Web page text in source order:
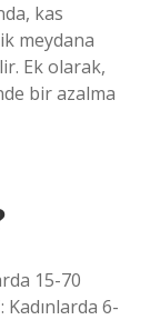
kas
meydana
Ek olarak,
bir azalma
15-70
6-